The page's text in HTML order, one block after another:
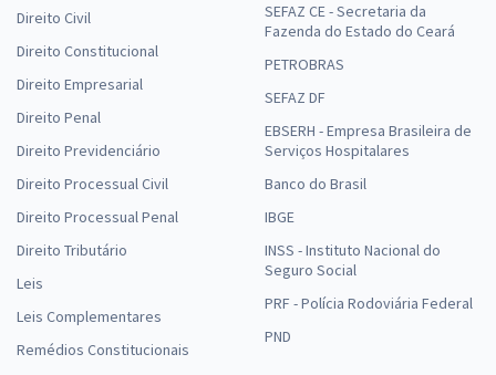
Direito Civil
Direito Constitucional
Direito Empresarial
Direito Penal
Direito Previdenciário
Direito Processual Civil
Direito Processual Penal
Direito Tributário
Leis
Leis Complementares
Remédios Constitucionais
SEFAZ CE - Secretaria da
Fazenda do Estado do Ceará
PETROBRAS
SEFAZ DF
EBSERH - Empresa Brasileira de
Serviços Hospitalares
Banco do Brasil
IBGE
INSS - Instituto Nacional do
Seguro Social
PRF - Polícia Rodoviária Federal
PND